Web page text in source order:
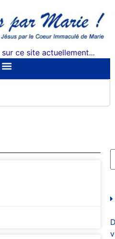
ce site actuellement...